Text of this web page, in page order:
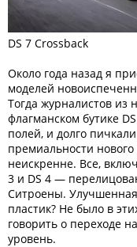
DS 7 Crossback
Около года назад я
моделей
Тогда журналистов из
флагманском бутике
полей, и долго
премиальности
неискренне. Все,
3 и DS 4 —
Ситроены.
пластик? Не было в
говорить о переходе
уровень.